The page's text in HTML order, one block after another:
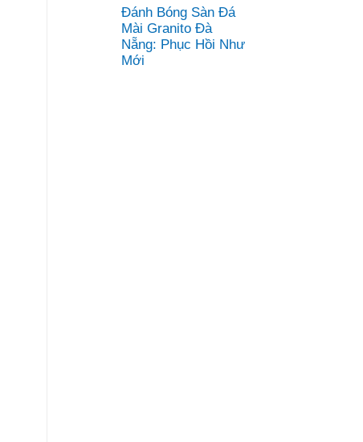
HOANMYDN
Sàn
Đá
Granite
Marble
Tại
Đà
bình
luận
ở
Dịch
Vụ
Đánh Bóng Sàn Đá
Mài Granito Đà
Nẵng: Phục Hồi Như
Mới